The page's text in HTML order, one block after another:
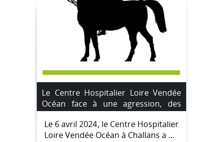
Le Centre Hospitalier Loire Vendée
Océan face à une agression, des
mesures de sécurité renforcées
Le 6 avril 2024, le Centre Hospitalier
Loire Vendée Océan à Challans a ...